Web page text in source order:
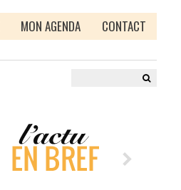
MON AGENDA CONTACT